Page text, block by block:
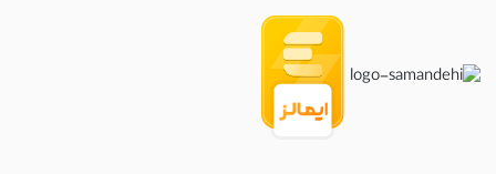
مخمل کبریتی